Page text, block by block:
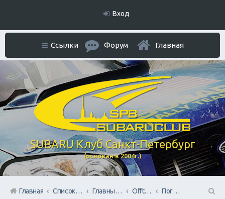
Вход
SUBARU Клуб Санкт-Петербург
(основан в 2004г.)
Ссылки Форум Главная
Главная Список форумов Главный раздел Offtop + Всяко-Разно
Поговорим?